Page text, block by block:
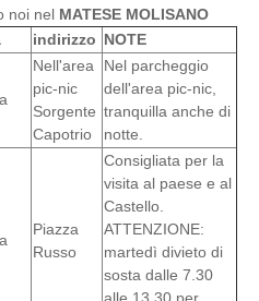
noi nel MATESE MOLISANO
indirizzo NOTE
Nell'area
pic-nic
Sorgente
Capotrio
Nel parcheggio
dell'area pic-nic,
tranquilla anche di
notte.
Piazza
Russo
Consigliata per la
visita al paese e al
Castello.
ATTENZIONE:
martedì divieto di
sosta dalle 7.30